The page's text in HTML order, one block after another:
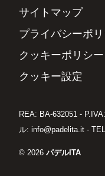
サイトマップ
プライバシーポ
クッキーポリシー
クッキー設定
REA: BA-632051 -
ル: info@padelita.it -
© 2026 パデルITA